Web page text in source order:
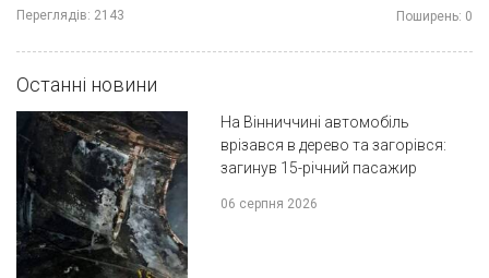
Переглядів: 2143 Поширень: 0
Останні новини
На Вінниччині автомобіль
врізався в дерево та загорівся:
загинув 15-річний пасажир
06 серпня 2026